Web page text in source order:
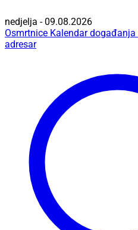
nedjelja - 09.08.2026
Osmrtnice Kalendar događanja
adresar